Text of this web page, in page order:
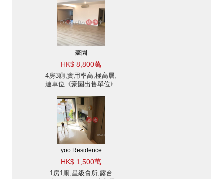
豪園
HK$ 8,800萬
4房3廁,實用率高,極高層,
連車位《豪園出售單位》
yoo Residence
HK$ 1,500萬
1房1廁,星級會所,露台